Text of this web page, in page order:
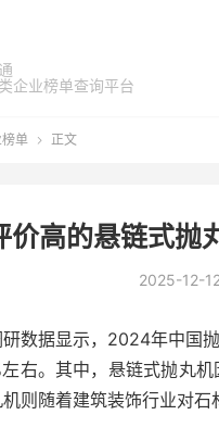
企业榜单查询平台
单  正文
高的悬链式抛
2025-12-
数据显示，2024年中国
右。其中，悬链式抛丸
则随着建筑装饰行业对石